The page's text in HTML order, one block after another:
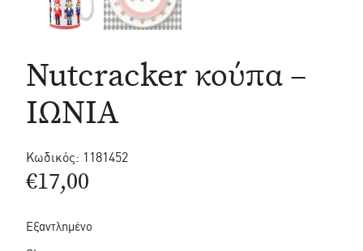
Nutcracker κούπα –
ΙΩΝΙΑ
Κωδικός: 1181452
€17,00
Εξαντλημένο